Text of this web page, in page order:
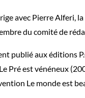
avec Pierre Alferi,
du comité de
publié aux éditions
Pré est vénéneux
Le monde est